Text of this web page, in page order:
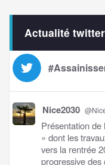
Actualité
Nice2030
Présentation
» dont les
vers la rentrée
progressive des